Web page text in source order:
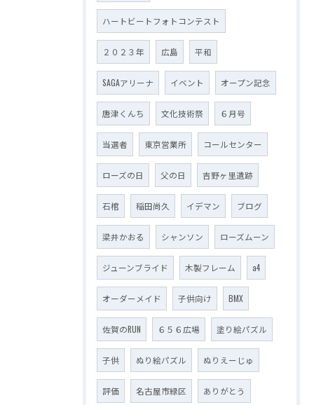
ハートビートフォトコンテスト
２０２３年 広島 平和
SAGAアリーナ イベント オープン記念
唐津くんち 文化技術祭 ６月号
当選者 東京営業所 コールセンター
ローズの日 父の日 吉野ヶ里遺跡
石棺 稲田尚久 イデマン ブログ
梁井かおる シャンソン ローズムーン
ジューンブライド 木製フレーム a4
オーダーメイド 子供向け BMX
佐賀のRUN ６５６広場 塗り絵パズル
子供 ぬり絵パズル ぬりえーじゅ
評価 名古屋市緑区 ありがとう